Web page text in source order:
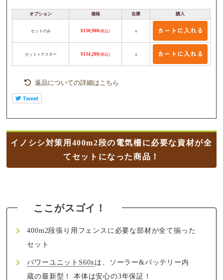
オプション 価格 在庫 購入
セットのみ ¥130,900(税込) ○
セット＋テスター ¥134,200(税込) ○
返品についての詳細はこちら
イノシシ対策用400m2段の電気柵に必要な資材が全
てセットになった商品！
400m2段張り用フェンスに必要な部材が全て揃った
セット
パワーユニットS60xは、ソーラー&バッテリー内
蔵の最新型！ 本体は安心の3年保証！